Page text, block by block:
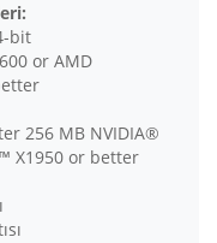
bit
or AMD
256 MB NVIDIA®
X1950 or better